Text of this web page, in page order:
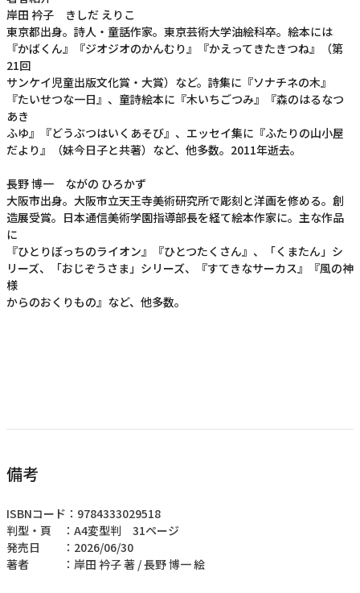
岸田 衿子 きしだ えりこ
東京都出身。詩人・童話作家。東京芸術大学油絵科卒。絵本には
『かばくん』『ジオジオのかんむり』『かえってきたきつね』（第
21回
サンケイ児童出版文化賞・大賞）など。詩集に『ソナチネの木』
『たいせつな一日』、童詩絵本に『木いちごつみ』『森のはるなつ
あき
ふゆ』『どうぶつはいくあそび』、エッセイ集に『ふたりの山小屋
だより』（妹今日子と共著）など、他多数。2011年逝去。
長野 博一 ながの ひろかず
大阪市出身。大阪市立天王寺美術研究所で彫刻と洋画を修める。創
造展受賞。日本通信美術学園指導部長を経て絵本作家に。主な作品
に
『ひとりぼっちのライオン』『ひとつたくさん』、「くまたん」シ
リーズ、「おじぞうさま」シリーズ、『すてきなサーカス』『風の神
様
からのおくりもの』など、他多数。
備考
ISBNコード：9784333029518
判型・頁 ：A4変型判 31ページ
発売日 ：2026/06/30
著者 ：岸田 衿子 著 / 長野 博一 絵